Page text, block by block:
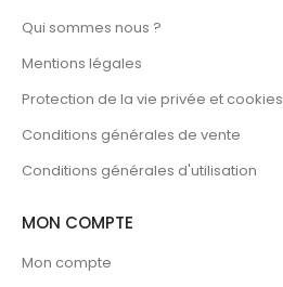
Qui sommes nous ?
Mentions légales
Protection de la vie privée et cookies
Conditions générales de vente
Conditions générales d'utilisation
MON COMPTE
Mon compte